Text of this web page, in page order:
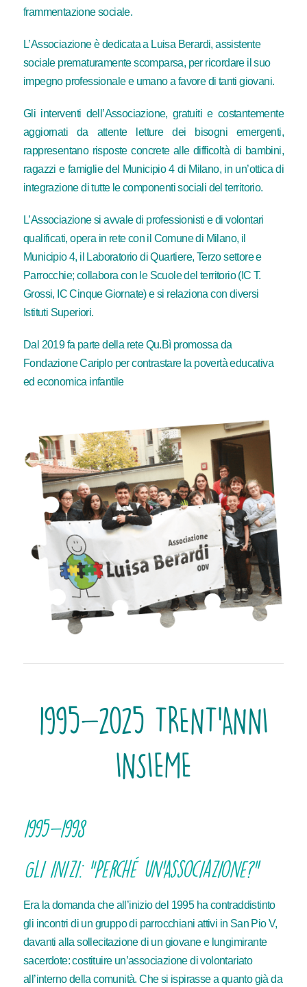
frammentazione sociale.
L’Associazione è dedicata a Luisa Berardi, assistente
sociale prematuramente scomparsa, per ricordare il suo
impegno professionale e umano a favore di tanti giovani.
Gli interventi dell’Associazione, gratuiti e costantemente
aggiornati da attente letture dei bisogni emergenti,
rappresentano risposte concrete alle difficoltà di bambini,
ragazzi e famiglie del Municipio 4 di Milano, in un’ottica di
integrazione di tutte le componenti sociali del territorio.
L’Associazione si avvale di professionisti e di volontari
qualificati, opera in rete con il Comune di Milano, il
Municipio 4, il Laboratorio di Quartiere, Terzo settore e
Parrocchie; collabora con le Scuole del territorio (IC T.
Grossi, IC Cinque Giornate) e si relaziona con diversi
Istituti Superiori.
Dal 2019 fa parte della rete Qu.Bì promossa da
Fondazione Cariplo per contrastare la povertà educativa
ed economica infantile
1995-2025 TRENT’ANNI
INSIEME
1995-1998
Gli inizi: “Perché un’Associazione?”
Era la domanda che all’inizio del 1995 ha contraddistinto
gli incontri di un gruppo di parrocchiani attivi in San Pio V,
davanti alla sollecitazione di un giovane e lungimirante
sacerdote: costituire un’associazione di volontariato
all’interno della comunità. Che si ispirasse a quanto già da